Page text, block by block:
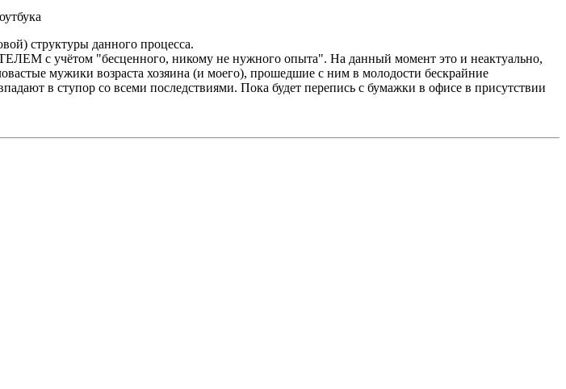
структуры данного процесса.
учётом "бесценного, никому не нужного опыта". На данный момент это и неактуально,
мужики возраста хозяина (и моего), прошедшие с ним в молодости бескрайние
в ступор со всеми последствиями. Пока будет перепись с бумажки в офисе в присутствии